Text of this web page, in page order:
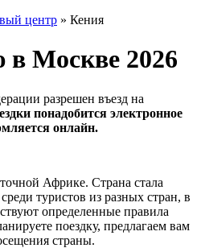
центр » Кения
Москве 2026
разрешен въезд на
понадобится электронное
онлайн.
Африке. Страна стала
туристов из разных стран, в
определенные правила
поездку, предлагаем вам
страны.